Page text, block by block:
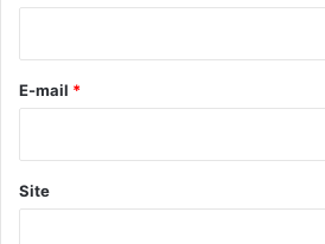
*
E-mail *
Site